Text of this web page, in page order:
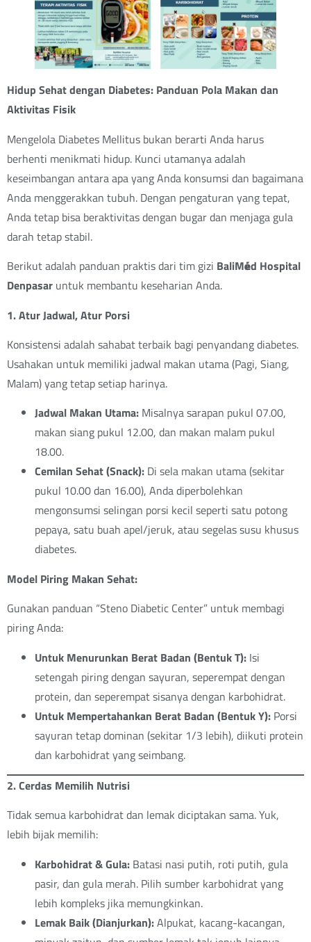
Hidup Sehat dengan Diabetes: Panduan Pola Makan dan
Aktivitas Fisik
Mengelola Diabetes Mellitus bukan berarti Anda harus
berhenti menikmati hidup. Kunci utamanya adalah
keseimbangan antara apa yang Anda konsumsi dan bagaimana
Anda menggerakkan tubuh. Dengan pengaturan yang tepat,
Anda tetap bisa beraktivitas dengan bugar dan menjaga gula
darah tetap stabil.
Berikut adalah panduan praktis dari tim gizi BaliMéd Hospital
Denpasar untuk membantu keseharian Anda.
1. Atur Jadwal, Atur Porsi
Konsistensi adalah sahabat terbaik bagi penyandang diabetes.
Usahakan untuk memiliki jadwal makan utama (Pagi, Siang,
Malam) yang tetap setiap harinya.
Jadwal Makan Utama: Misalnya sarapan pukul 07.00,
makan siang pukul 12.00, dan makan malam pukul
18.00.
Cemilan Sehat (Snack): Di sela makan utama (sekitar
pukul 10.00 dan 16.00), Anda diperbolehkan
mengonsumsi selingan porsi kecil seperti satu potong
pepaya, satu buah apel/jeruk, atau segelas susu khusus
diabetes.
Model Piring Makan Sehat:
Gunakan panduan “Steno Diabetic Center” untuk membagi
piring Anda:
Untuk Menurunkan Berat Badan (Bentuk T): Isi
setengah piring dengan sayuran, seperempat dengan
protein, dan seperempat sisanya dengan karbohidrat.
Untuk Mempertahankan Berat Badan (Bentuk Y): Porsi
sayuran tetap dominan (sekitar 1/3 lebih), diikuti protein
dan karbohidrat yang seimbang.
2. Cerdas Memilih Nutrisi
Tidak semua karbohidrat dan lemak diciptakan sama. Yuk,
lebih bijak memilih:
Karbohidrat & Gula: Batasi nasi putih, roti putih, gula
pasir, dan gula merah. Pilih sumber karbohidrat yang
lebih kompleks jika memungkinkan.
Lemak Baik (Dianjurkan):Alpukat, kacang-kacangan,